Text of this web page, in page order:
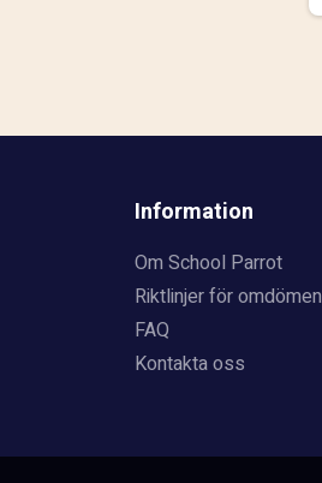
Information
Om School Parrot
Riktlinjer för omdömen
FAQ
Kontakta oss